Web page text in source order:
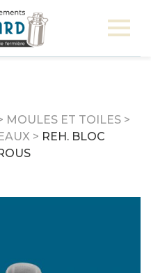
MOULES ET TOILES >
> REH. BLOC